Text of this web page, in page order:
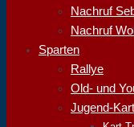
Nachruf
Nachruf
Sparten
Rallye
Old- und
Jugend-